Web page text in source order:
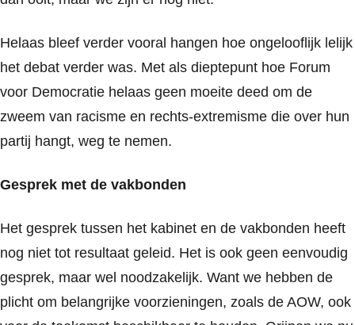
Helaas bleef verder vooral hangen hoe ongelooflijk lelijk
het debat verder was. Met als dieptepunt hoe Forum
voor Democratie helaas geen moeite deed om de
zweem van racisme en rechts-extremisme die over hun
partij hangt, weg te nemen.
Gesprek met de vakbonden
Het gesprek tussen het kabinet en de vakbonden heeft
nog niet tot resultaat geleid. Het is ook geen eenvoudig
gesprek, maar wel noodzakelijk. Want we hebben de
plicht om belangrijke voorzieningen, zoals de AOW, ook